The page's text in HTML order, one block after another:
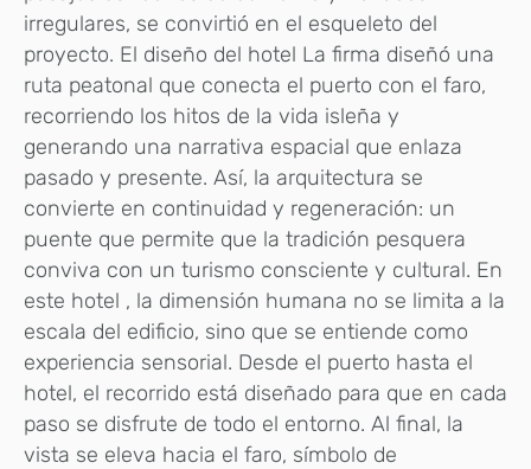
irregulares, se convirtió en el esqueleto del
proyecto. El diseño del hotel La firma diseñó una
ruta peatonal que conecta el puerto con el faro,
recorriendo los hitos de la vida isleña y
generando una narrativa espacial que enlaza
pasado y presente. Así, la arquitectura se
convierte en continuidad y regeneración: un
puente que permite que la tradición pesquera
conviva con un turismo consciente y cultural. En
este hotel , la dimensión humana no se limita a la
escala del edificio, sino que se entiende como
experiencia sensorial. Desde el puerto hasta el
hotel, el recorrido está diseñado para que en cada
paso se disfrute de todo el entorno. Al final, la
vista se eleva hacia el faro, símbolo de